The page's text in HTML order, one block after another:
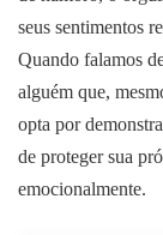
seus sentimentos
Quando falamos
alguém que,
opta por
de proteger sua
emocionalmente.